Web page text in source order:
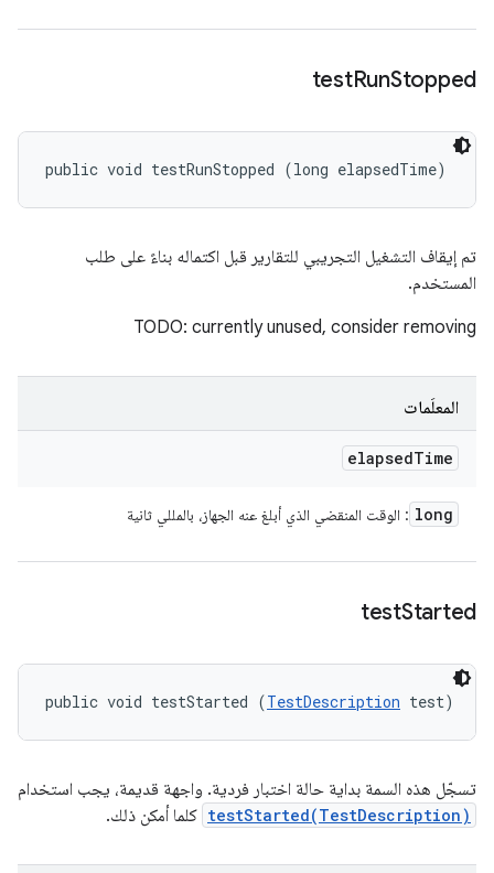
testRunStopped
public void testRunStopped (long elapsedTime)
تم إيقاف التشغيل التجريبي للتقارير قبل اكتماله بناءً على طلب
المستخدم.
TODO: currently unused, consider removing
المعلَمات
elapsedTime
long : الوقت المنقضي الذي أبلغ عنه الجهاز، بالمللي ثانية
testStarted
public void testStarted (TestDescription test)
تسجّل هذه السمة بداية حالة اختبار فردية. واجهة قديمة، يجب استخدام
testStarted(TestDescription) كلما أمكن ذلك.